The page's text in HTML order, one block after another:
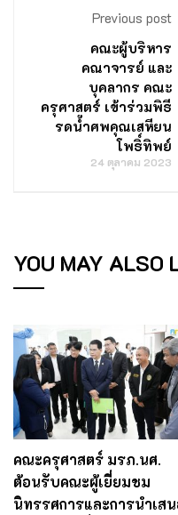
Previous post
คณะผู้บริหาร
คณาจารย์ และ
บุคลากร คณะ
ครุศาสตร์ เข้าร่วมพิธี
รดนํ้าศพคุณเสหียน
โพธิ์ทิพย์
24 ตุลาคม 2023
YOU MAY ALSO
คณะครุศาสตร์ มรภ.นศ.
ต้อนรับคณะผู้เยี่ยมชม
นิทรรศการและการนำเส